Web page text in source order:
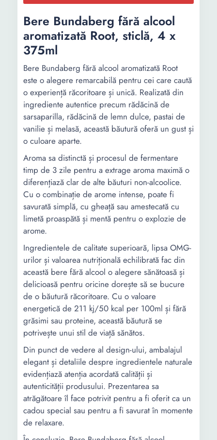
Bere Bundaberg fără alcool
aromatizată Root, sticlă, 4 x
375ml
Bere Bundaberg fără alcool aromatizată Root
este o alegere remarcabilă pentru cei care caută
o experiență răcoritoare și unică. Realizată din
ingrediente autentice precum rădăcină de
sarsaparilla, rădăcină de lemn dulce, pastai de
vanilie și melasă, această băutură oferă un gust și
o culoare aparte.
Aroma sa distinctă și procesul de fermentare
timp de 3 zile pentru a extrage aroma maximă o
diferențiază clar de alte băuturi non-alcoolice.
Cu o combinație de arome intense, poate fi
savurată simplă, cu gheață sau amestecată cu
limetă proaspătă și mentă pentru o explozie de
arome.
Ingredientele de calitate superioară, lipsa OMG-
urilor și valoarea nutrițională echilibrată fac din
această bere fără alcool o alegere sănătoasă și
delicioasă pentru oricine dorește să se bucure
de o băutură răcoritoare. Cu o valoare
energetică de 211 kj/50 kcal per 100ml și fără
grăsimi sau proteine, această băutură se
potrivește unui stil de viață sănătos.
Din punct de vedere al design-ului, ambalajul
elegant și detaliile despre ingredientele naturale
evidențiază atenția acordată calității și
autenticității produsului. Prezentarea sa
atrăgătoare îl face potrivit pentru a fi oferit ca un
cadou special sau pentru a fi savurat în momente
de relaxare.